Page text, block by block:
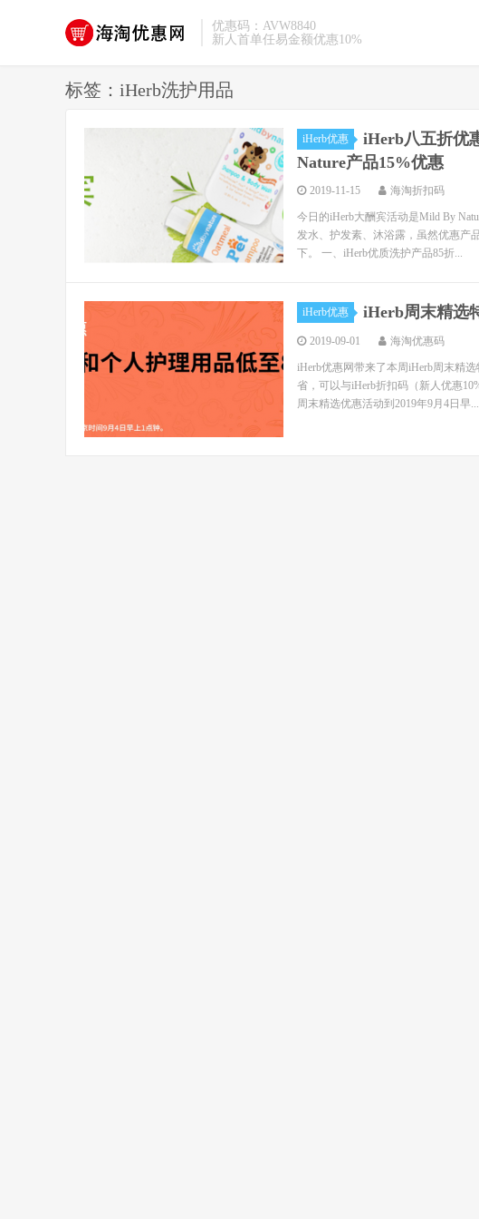
优惠码：AVW8840
新人首单任易金额优惠10%
标签：iHerb洗护用品
iHerb优惠
iHerb八五折优
Nature产品15%优惠
2019-11-15 海淘折扣码
今日的iHerb大酬宾活动是Mild By
发水、护发素、沐浴露，虽然优惠产
下。 一、iHerb优质洗护产品85折...
iHerb优惠 iHerb周末精选
2019-09-01 海淘优惠码
iHerb优惠网带来了本周iHerb周末精
省，可以与iHerb折扣码（新人优惠
周末精选优惠活动到2019年9月4日早...